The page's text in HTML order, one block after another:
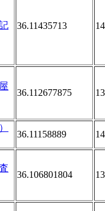
36.11435713
36.112677875
36.11158889
36.106801804